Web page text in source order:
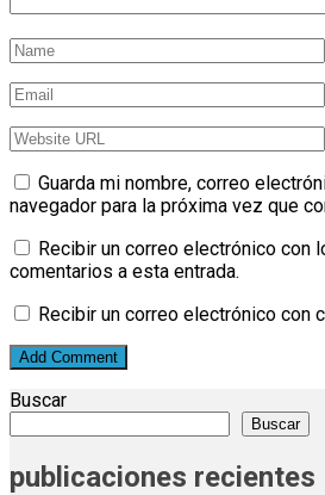
Guarda mi nombre, correo
navegador para la próxima vez que
Recibir un correo electrónico con
comentarios a esta entrada.
Recibir un correo electrónico con
Buscar
Buscar
publicaciones recientes